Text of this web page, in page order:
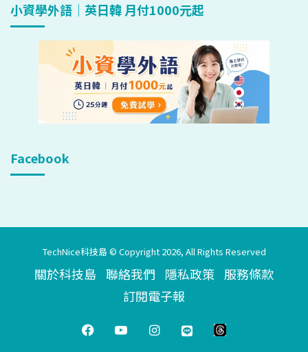
小資學外語｜英日韓 月付1000元起
Facebook
TechNice科技島 © Copyright 2026, All Rights Reserved
關於科技島 聯絡我們 隱私政策 服務條款
訂閱電子報